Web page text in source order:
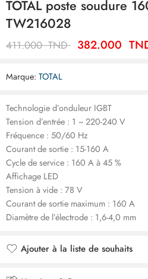
TOTAL poste soudure
TW216028
411.000TND 382.000
Marque: TOTAL
Technologie d’onduleur IGBT
Tension d’entrée : 1 ~ 220-240 V
Fréquence : 50/60 Hz
Courant de sortie : 15-160 A
Cycle de service : 160 A à 45 %
Affichage LED
Tension à vide : 78 V
Courant de sortie maximum : 160 A
Diamètre de l’électrode : 1,6-4,0 mm
Ajouter à la liste de souhaits